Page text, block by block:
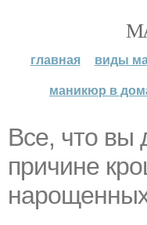
главная виды
маникюр в
Все, что вы
причине